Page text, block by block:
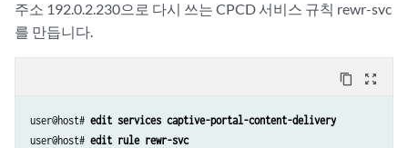
주소 192.0.2.230으로 다시 쓰는 CPCD 서비스 규칙 rewr-svc
를 만듭니다.
content_copy zoom_out_map
user@host# edit services captive-portal-content-delivery
user@host# edit rule rewr-svc